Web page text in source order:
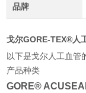
品牌
戈尔GORE-TEX®人
以下是戈尔人工血管
产品种类
GORE®